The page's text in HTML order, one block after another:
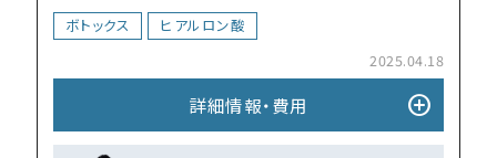
ボトックス
ヒアルロン酸
2025.04.18
詳細情報・費⽤ add_circle